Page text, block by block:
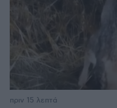
πριν 15 λεπτά